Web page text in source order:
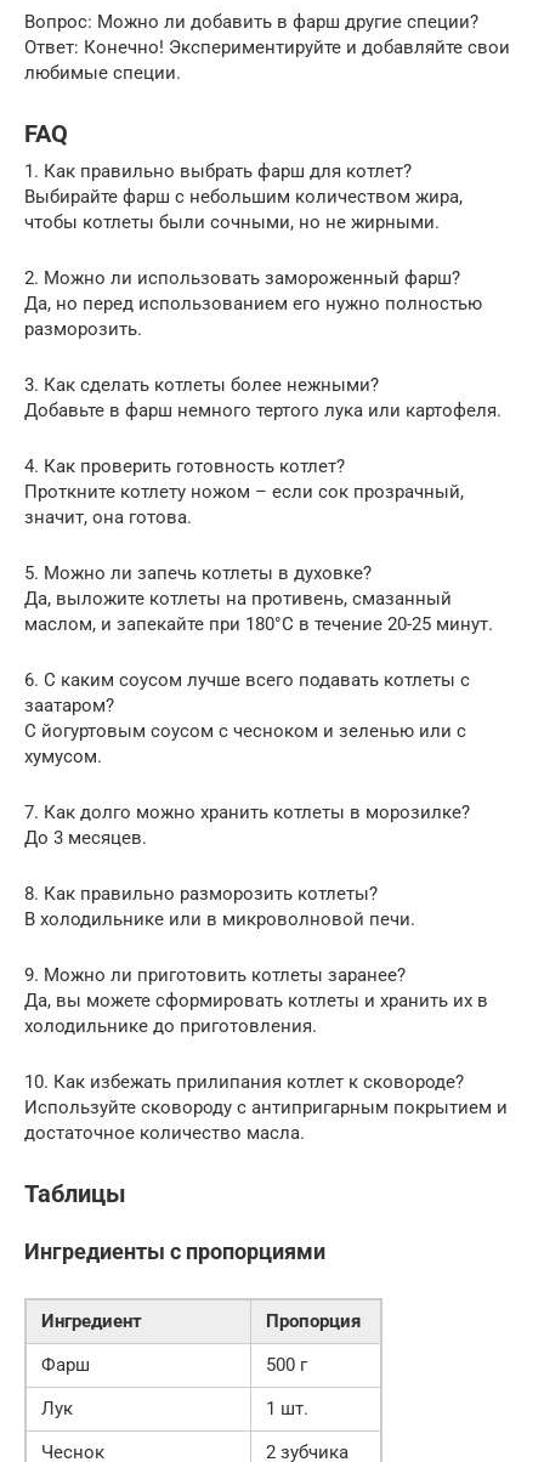
Вопрос: Можно ли добавить в фарш другие специи?
Ответ: Конечно! Экспериментируйте и добавляйте свои
любимые специи.
FAQ
1. Как правильно выбрать фарш для котлет?
Выбирайте фарш с небольшим количеством жира,
чтобы котлеты были сочными, но не жирными.
2. Можно ли использовать замороженный фарш?
Да, но перед использованием его нужно полностью
разморозить.
3. Как сделать котлеты более нежными?
Добавьте в фарш немного тертого лука или картофеля.
4. Как проверить готовность котлет?
Проткните котлету ножом – если сок прозрачный,
значит, она готова.
5. Можно ли запечь котлеты в духовке?
Да, выложите котлеты на противень, смазанный
маслом, и запекайте при 180°C в течение 20-25 минут.
6. С каким соусом лучше всего подавать котлеты с
заатаром?
С йогуртовым соусом с чесноком и зеленью или с
хумусом.
7. Как долго можно хранить котлеты в морозилке?
До 3 месяцев.
8. Как правильно разморозить котлеты?
В холодильнике или в микроволновой печи.
9. Можно ли приготовить котлеты заранее?
Да, вы можете сформировать котлеты и хранить их в
холодильнике до приготовления.
10. Как избежать прилипания котлет к сковороде?
Используйте сковороду с антипригарным покрытием и
достаточное количество масла.
Таблицы
Ингредиенты с пропорциями
Ингредиент
Пропорция
Фарш
500 г
Лук
1 шт.
Чеснок
2 зубчика